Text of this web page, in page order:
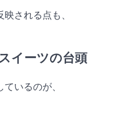
される点も、
イーツの台頭
いるのが、